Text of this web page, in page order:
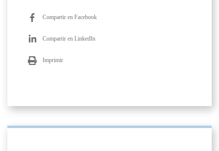
Compartir en Facebook
Compartir en LinkedIn
Imprimir